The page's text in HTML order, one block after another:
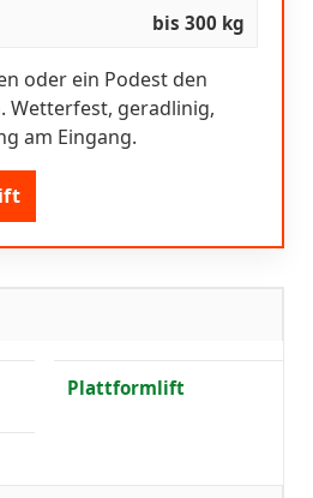
bis 300 kg
oder ein Podest den
Wetterfest, geradlinig,
am Eingang.
Plattformlift